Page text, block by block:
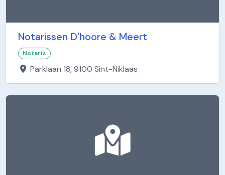
Notarissen D'hoore & Meert
Notaris
Parklaan 18, 9100 Sint-Niklaas